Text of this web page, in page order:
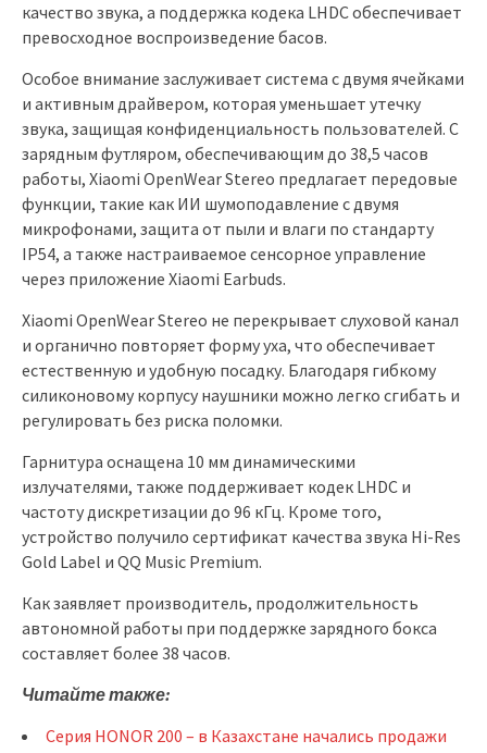
качество звука, а поддержка кодека LHDC обеспечивает
превосходное воспроизведение басов.
Особое внимание заслуживает система с двумя ячейками
и активным драйвером, которая уменьшает утечку
звука, защищая конфиденциальность пользователей. С
зарядным футляром, обеспечивающим до 38,5 часов
работы, Xiaomi OpenWear Stereo предлагает передовые
функции, такие как ИИ шумоподавление с двумя
микрофонами, защита от пыли и влаги по стандарту
IP54, а также настраиваемое сенсорное управление
через приложение Xiaomi Earbuds.
Xiaomi OpenWear Stereo не перекрывает слуховой канал
и органично повторяет форму уха, что обеспечивает
естественную и удобную посадку. Благодаря гибкому
силиконовому корпусу наушники можно легко сгибать и
регулировать без риска поломки.
Гарнитура оснащена 10 мм динамическими
излучателями, также поддерживает кодек LHDC и
частоту дискретизации до 96 кГц. Кроме того,
устройство получило сертификат качества звука Hi-Res
Gold Label и QQ Music Premium.
Как заявляет производитель, продолжительность
автономной работы при поддержке зарядного бокса
составляет более 38 часов.
Читайте также:
Серия HONOR 200 – в Казахстане начались продажи